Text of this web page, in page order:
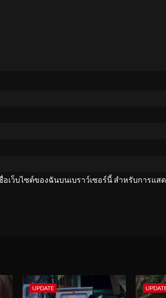
เว็บไซต์ของฉันบนเบราว์เซอร์นี้ สำหรับการแส
UPDATE